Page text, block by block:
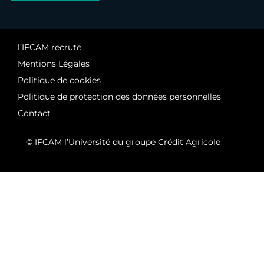
l’IFCAM recrute
Mentions Légales
Politique de cookies
Politique de protection des données personnelles
Contact
© IFCAM l’Université du groupe Crédit Agricole